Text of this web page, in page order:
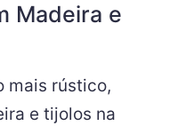
Madeira e
mais rústico,
e tijolos na